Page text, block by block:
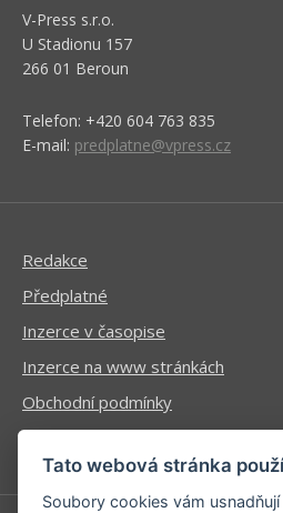
V-Press s.r.o.
U Stadionu 157
266 01 Beroun
Telefon: +420 604 763 835
E-mail: predplatne@vpress.cz
Redakce
Předplatné
Inzerce v časopise
Inzerce na www stránkách
Obchodní podmínky
Ochrana osobních údajů
Tato webová stránka
Soubory cookies vám